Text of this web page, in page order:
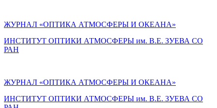
ЖУРНАЛ «ОПТИКА АТМОСФЕРЫ И ОКЕАНА»
ИНСТИТУТ ОПТИКИ АТМОСФЕРЫ им. В.Е. ЗУЕВА СО
РАН
ЖУРНАЛ «ОПТИКА АТМОСФЕРЫ И ОКЕАНА»
ИНСТИТУТ ОПТИКИ АТМОСФЕРЫ им. В.Е. ЗУЕВА СО